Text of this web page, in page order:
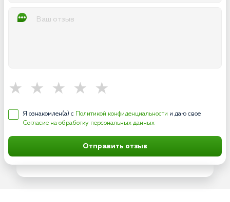
Я ознакомлен(а) с Политикой конфиденциальности и даю свое
Согласие на обработку персональных данных
Отправить отзыв